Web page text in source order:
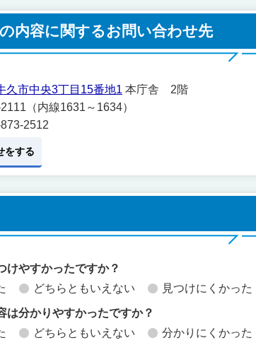
内容に関するお問い合わせ先
久市中央3丁目15番地1 本庁舎 2階
（内線1631～1634）
2512
をする
けやすかったですか？
どちらともいえない 見つけにくかった
は分かりやすかったですか？
どちらともいえない 分かりにくかった